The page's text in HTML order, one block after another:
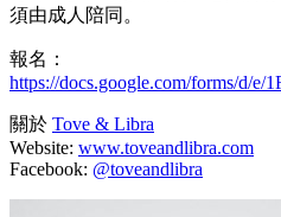
須由成人陪同。
報名：
https://docs.google.com/forms/d/
關於 Tove & Libra
Website: www.toveandlibra.com
Facebook: @toveandlibra